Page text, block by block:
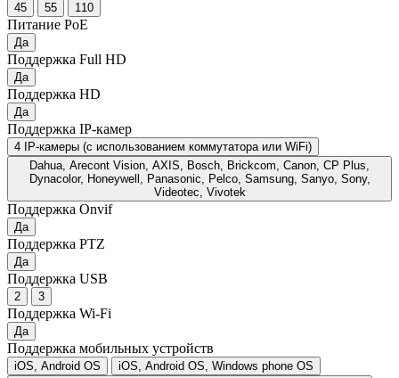
45 55 110
Питание PoE
Да
Поддержка Full HD
Да
Поддержка HD
Да
Поддержка IP-камер
4 IP-камеры (с использованием коммутатора или WiFi)
Dahua, Arecont Vision, AXIS, Bosch, Brickcom, Canon, CP Plus,
Dynacolor, Honeywell, Panasonic, Pelco, Samsung, Sanyo, Sony,
Videotec, Vivotek
Поддержка Onvif
Да
Поддержка PTZ
Да
Поддержка USB
2 3
Поддержка Wi-Fi
Да
Поддержка мобильных устройств
iOS, Android OS
iOS, Android OS, Windows phone OS